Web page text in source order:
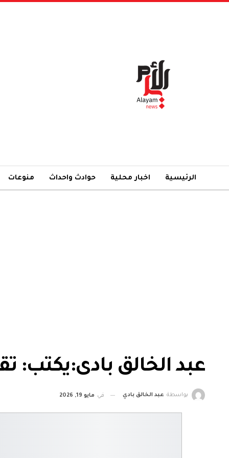
الرئيسية اخبار محلية حوادث واحداث منوعات
عبد الخالق بادى:يكتب:
بواسطة عبد الخالق بادي في مايو 19, 2026